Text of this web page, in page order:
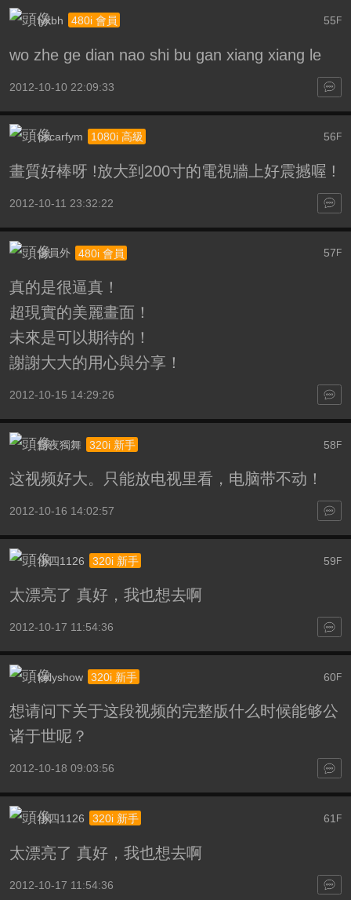
55 F
iyxbh 480i 會員
wo zhe ge dian nao shi bu gan xiang xiang le
2012-10-10 22:09:33
56 F
oscarfym 1080i 高級
畫質好棒呀 !放大到200寸的電視牆上好震撼喔 !
2012-10-11 23:32:22
57 F
金員外 480i 會員
真的是很逼真！
超現實的美麗畫面！
未來是可以期待的！
謝謝大大的用心與分享！
2012-10-15 14:29:26
58F
黯夜獨舞 320i 新手
这视频好大。只能放电视里看，电脑带不动！
2012-10-16 14:02:57
59F
小四1126 320i 新手
太漂亮了 真好，我也想去啊
2012-10-17 11:54:36
60F
kelyshow 320i 新手
想请问下关于这段视频的完整版什么时候能够公
诸于世呢？
2012-10-18 09:03:56
61 F
小四1126 320i 新手
太漂亮了 真好，我也想去啊
2012-10-17 11:54:36